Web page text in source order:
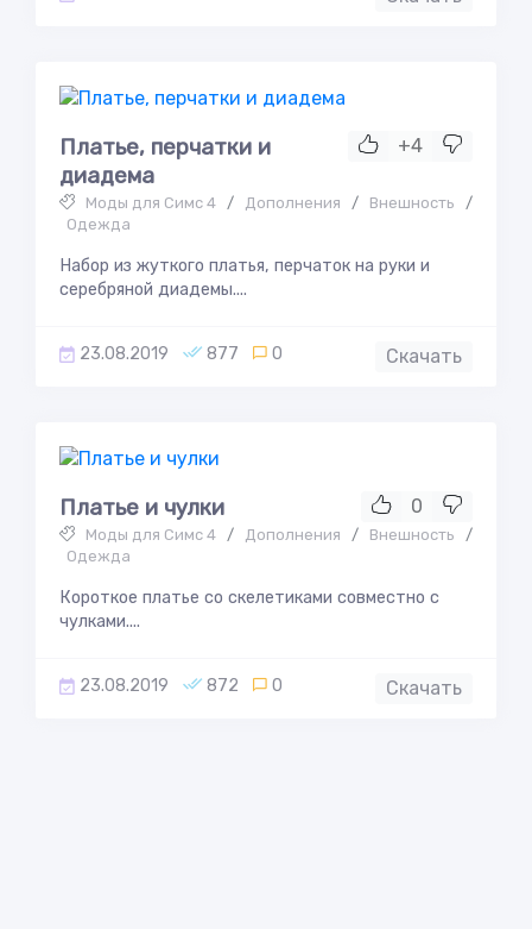
+4
Платье, перчатки и
диадема
Моды для Симс 4 / Дополнения / Внешность
/
Одежда
Набор из жуткого платья, перчаток на руки и
серебряной диадемы....
23.08.2019 877 0 Скачать
0
Платье и чулки
Моды для Симс 4 / Дополнения / Внешность
/
Одежда
Короткое платье со скелетиками совместно с
чулками....
23.08.2019 872 0 Скачать